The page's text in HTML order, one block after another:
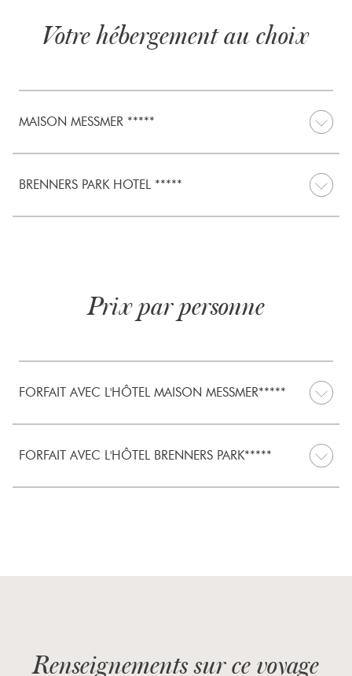
Votre hébergement au choix
MAISON MESSMER *****
BRENNERS PARK HOTEL *****
Prix par personne
FORFAIT AVEC L'HÔTEL MAISON MESSMER*****
FORFAIT AVEC L'HÔTEL BRENNERS PARK*****
Renseignements sur ce voyage